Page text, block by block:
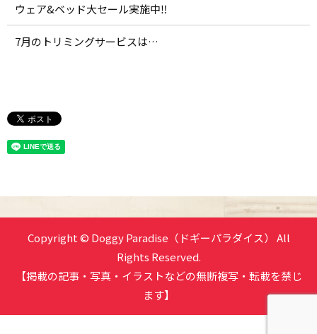
ウェア&ベッド大セール実施中‼️
7月のトリミングサービスは…
Copyright © Doggy Paradise（ドギーパラダイス） All
Rights Reserved.
【掲載の記事・写真・イラストなどの無断複写・転載を禁じ
ます】